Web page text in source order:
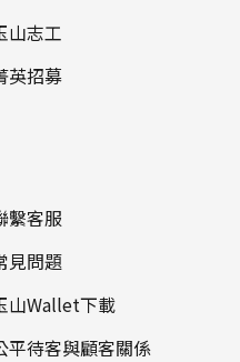
山志工
英招募
繫客服
見問題
山Wallet下載
平待客與顧客關係